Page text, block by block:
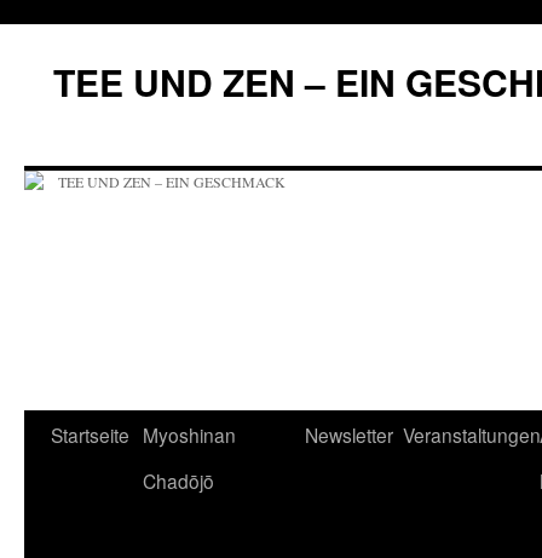
springen
TEE UND ZEN – EIN
Startseite Myoshinan
Chadōjō
Newsletter Veranstaltungen